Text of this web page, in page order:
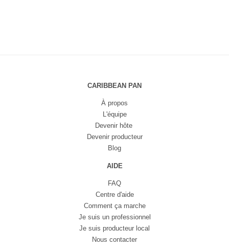
CARIBBEAN PAN
À propos
L'équipe
Devenir hôte
Devenir producteur
Blog
AIDE
FAQ
Centre d'aide
Comment ça marche
Je suis un professionnel
Je suis producteur local
Nous contacter